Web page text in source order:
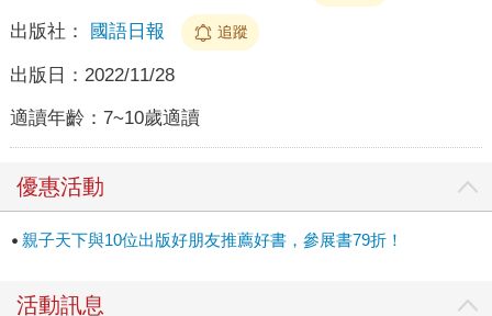
出版社： 國語日報 追蹤
出版日： 2022/11/28
適讀年齡： 7~10歲適讀
優惠活動
親子天下與10位出版好朋友推薦好書，參展書79折！
活動訊息